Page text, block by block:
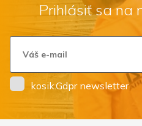
Prihlásiť sa na
kosik.Gdpr newsletter